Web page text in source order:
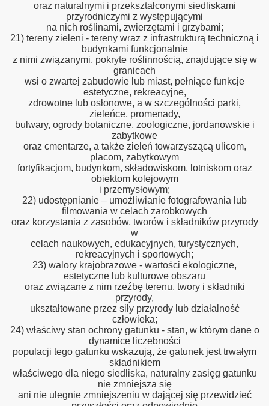
oraz naturalnymi i przekształconymi siedliskami
przyrodniczymi z występującymi
na nich roślinami, zwierzętami i grzybami;
21) tereny zieleni - tereny wraz z infrastrukturą techniczną i
budynkami funkcjonalnie
z nimi związanymi, pokryte roślinnością, znajdujące się w
granicach
wsi o zwartej zabudowie lub miast, pełniące funkcje
estetyczne, rekreacyjne,
zdrowotne lub osłonowe, a w szczególności parki,
zieleńce, promenady,
bulwary, ogrody botaniczne, zoologiczne, jordanowskie i
zabytkowe
oraz cmentarze, a także zieleń towarzyszącą ulicom,
placom, zabytkowym
fortyfikacjom, budynkom, składowiskom, lotniskom oraz
obiektom kolejowym
i przemysłowym;
22) udostępnianie – umożliwianie fotografowania lub
filmowania w celach zarobkowych
oraz korzystania z zasobów, tworów i składników przyrody
w
celach naukowych, edukacyjnych, turystycznych,
rekreacyjnych i sportowych;
23) walory krajobrazowe - wartości ekologiczne,
estetyczne lub kulturowe obszaru
oraz związane z nim rzeźbę terenu, twory i składniki
przyrody,
ukształtowane przez siły przyrody lub działalność
człowieka;
24) właściwy stan ochrony gatunku - stan, w którym dane o
dynamice liczebności
populacji tego gatunku wskazują, że gatunek jest trwałym
składnikiem
właściwego dla niego siedliska, naturalny zasięg gatunku
nie zmniejsza się
ani nie ulegnie zmniejszeniu w dającej się przewidzieć